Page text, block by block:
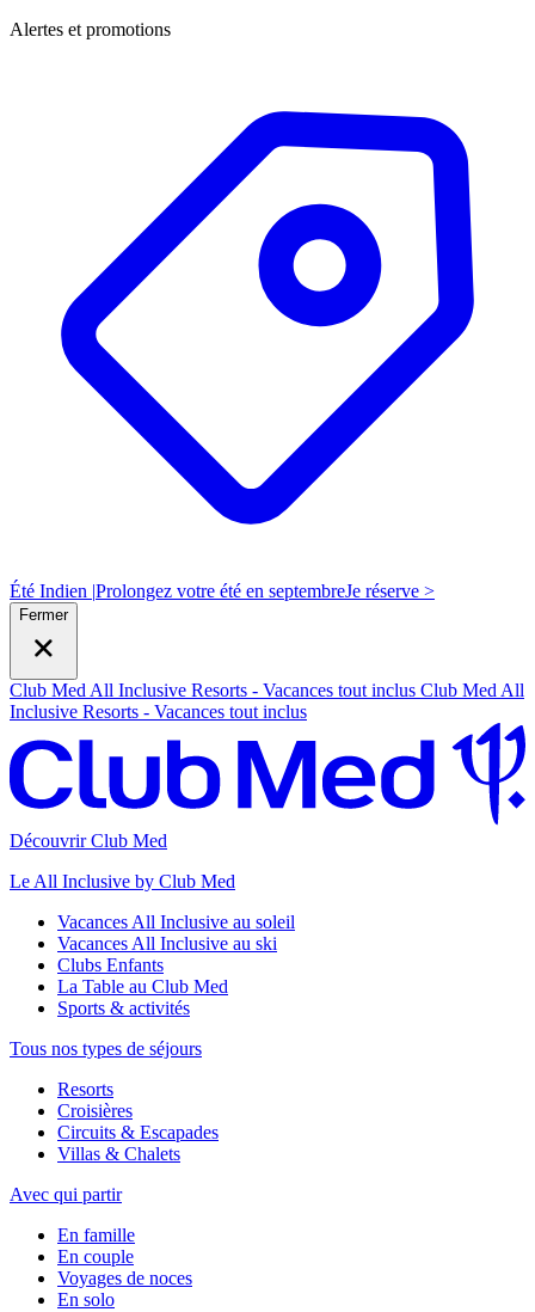
Alertes et promotions
Été Indien |Prolongez votre été en septembreJe réserve >
Fermer
Club Med All Inclusive Resorts - Vacances tout inclus Club Med All
Inclusive Resorts - Vacances tout inclus
Découvrir Club Med
Le All Inclusive by Club Med
Vacances All Inclusive au soleil
Vacances All Inclusive au ski
Clubs Enfants
La Table au Club Med
Sports & activités
Tous nos types de séjours
Resorts
Croisières
Circuits & Escapades
Villas & Chalets
Avec qui partir
En famille
En couple
Voyages de noces
En solo